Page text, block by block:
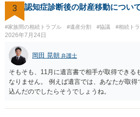
相談 されたら良いと思います。
3 認知症診断後の財産移動につい
#家族間の相続トラブル #遺産分割 #協議 #相続ト
2026年7月24日
岡田 晃朝 弁護士
そもそも、11月に遺言書で相手が取得できる
なりません。 例えば遺言では、あなたが取得
込んだのでしたらそうでしょうね。